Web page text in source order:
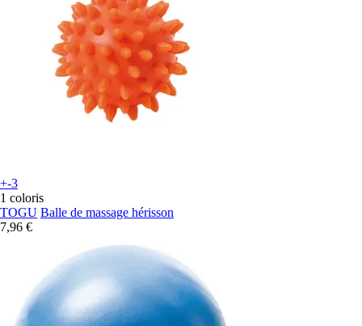
+-3
1 coloris
TOGU Balle de massage hérisson
7,96 €